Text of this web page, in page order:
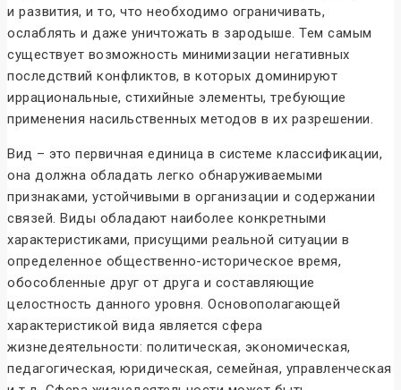
и развития, и то, что необходимо ограничивать,
ослаблять и даже уничтожать в зародыше. Тем самым
существует возможность минимизации негативных
последствий конфликтов, в которых доминируют
иррациональные, стихийные элементы, требующие
применения насильственных методов в их разрешении.
Вид – это первичная единица в системе классификации,
она должна обладать легко обнаруживаемыми
признаками, устойчивыми в организации и содержании
связей. Виды обладают наиболее конкретными
характеристиками, присущими реальной ситуации в
определенное общественно-историческое время,
обособленные друг от друга и составляющие
целостность данного уровня. Основополагающей
характеристикой вида является сфера
жизнедеятельности: политическая, экономическая,
педагогическая, юридическая, семейная, управленческая